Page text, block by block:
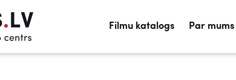
Filmu katalogs Par mums